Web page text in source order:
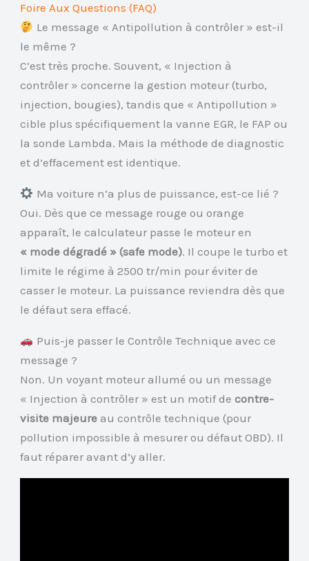
Foire Aux Questions (FAQ)
Le message « Antipollution à contrôler » est-il
le même ?
C’est très proche. Souvent, « Injection à
contrôler » concerne la gestion moteur (turbo,
injection, bougies), tandis que « Antipollution »
cible plus spécifiquement la vanne EGR, le FAP ou
la sonde Lambda. Mais la méthode de diagnostic
et d’effacement est identique.
Ma voiture n’a plus de puissance, est-ce lié ?
Oui. Dès que ce message rouge ou orange
apparaît, le calculateur passe le moteur en
« mode dégradé » (safe mode). Il coupe le turbo et
limite le régime à 2500 tr/min pour éviter de
casser le moteur. La puissance reviendra dès que
le défaut sera effacé.
Puis-je passer le Contrôle Technique avec ce
message ?
Non. Un voyant moteur allumé ou un message
« Injection à contrôler » est un motif decontre-
visite majeure au contrôle technique (pour
pollution impossible à mesurer ou défaut OBD). Il
faut réparer avant d’y aller.